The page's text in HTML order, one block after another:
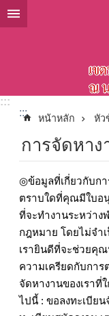
ข้ามไปที่บล็อกเนื้อหา
:::
:::
หน้าหลัก หัว
การจัดหาง
◎ข้อมูลที่เกี่ยวกับก
ตราบใดที่คุณมีใบอ
ที่จะทำงานระหว่าง
กฎหมาย โดยไม่จำ
เรายินดีที่จะช่วยคุ
ความเครียดกับการ
จัดหางานของเราที่
ไปนี้ : ขอลงทะเบีย